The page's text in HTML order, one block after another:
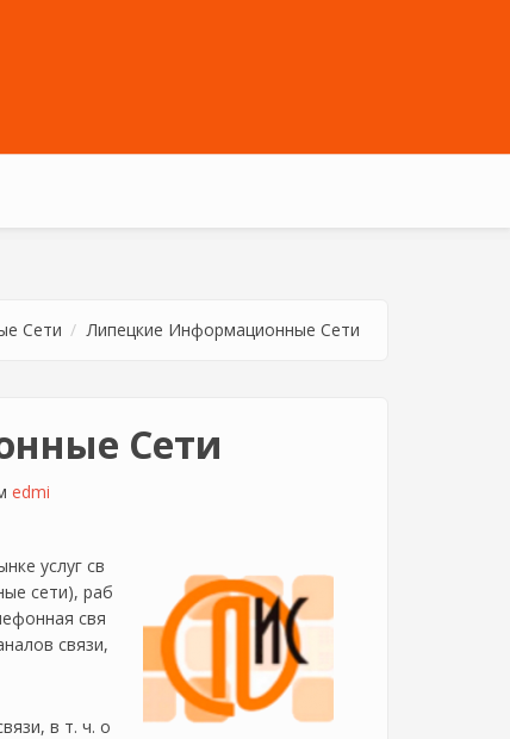
Сети Липецкие Информационные Сети
Сети
edmi
услуг св
сети), раб
свя
связи,
в т. ч. о